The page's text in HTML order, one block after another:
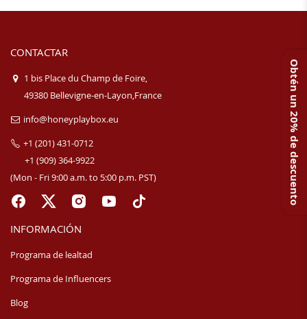
Obtén un 20% de descuento
CONTACTAR
1 bis Place du Champ de Foire,
49380 Bellevigne-en-Layon,France
info@honeyplaybox.eu
+1 (201) 431-0712
+1 (909) 364-9922
(Mon - Fri 9:00 a.m. to 5:00 p.m. PST)
INFORMACIÓN
Programa de lealtad
Programa de Influencers
Blog